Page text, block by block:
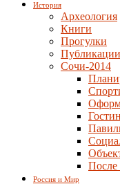
История
Археология
Книги
Прогулки
Публикации
Сочи-2014
Россия и Мир